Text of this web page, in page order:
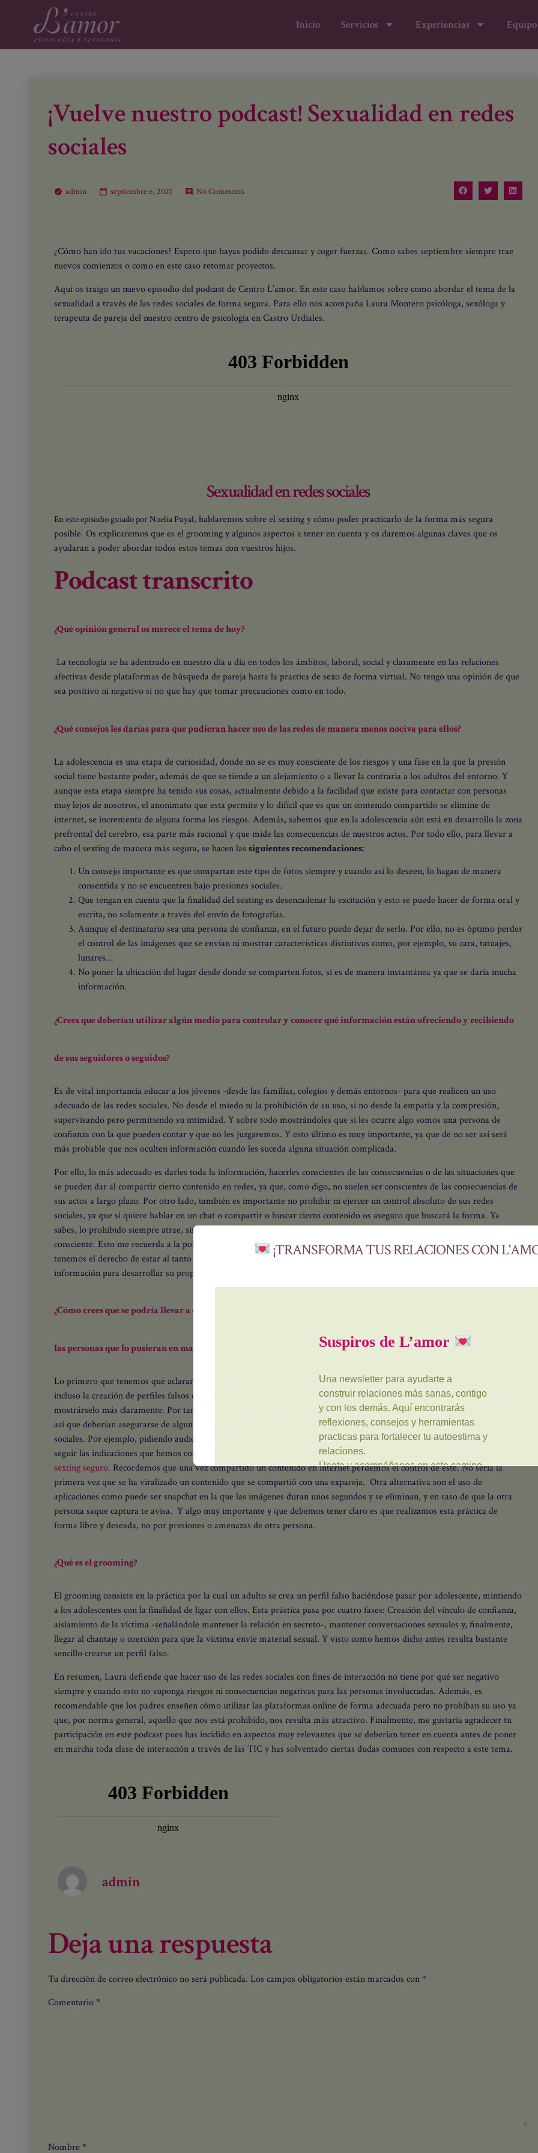
Inicio Servicios Experiencias Equipo
¡Vuelve nuestro podcast! Sexualidad en redes
sociales
admin septiembre 6, 2021 No Comments
¿Cómo han ido tus vacaciones? Espero que hayas podido descansar y coger fuerzas. Como sabes septiembre siempre trae
nuevos comienzos o como en este caso retomar proyectos.
Aquí os traigo un nuevo episodio del podcast de Centro L’amor. En este caso hablamos sobre como abordar el tema de la
sexualidad a través de las redes sociales de forma segura. Para ello nos acompaña Laura Montero psicóloga, sexóloga y
terapeuta de pareja del nuestro centro de psicología en Castro Urdiales.
Sexualidad en redes sociales
En este episodio guiado por Noelia Puyal, hablaremos sobre el sexting y cómo poder practicarlo de la forma más segura
posible. Os explicaremos que es el grooming y algunos aspectos a tener en cuenta y os daremos algunas claves que os
ayudaran a poder abordar todos estos temas con vuestros hijos.
Podcast transcrito
¿Qué opinión general os merece el tema de hoy?
La tecnología se ha adentrado en nuestro día a día en todos los ámbitos, laboral, social y claramente en las relaciones
afectivas desde plataformas de búsqueda de pareja hasta la practica de sexo de forma virtual. No tengo una opinión de que
sea positivo ni negativo si no que hay que tomar precauciones como en todo.
¿Qué consejos les darías para que pudieran hacer uso de las redes de manera menos nociva para ellos?
La adolescencia es una etapa de curiosidad, donde no se es muy consciente de los riesgos y una fase en la que la presión
social tiene bastante poder, además de que se tiende a un alejamiento o a llevar la contraria a los adultos del entorno. Y
aunque esta etapa siempre ha tenido sus cosas, actualmente debido a la facilidad que existe para contactar con personas
muy lejos de nosotros, el anonimato que esta permite y lo difícil que es que un contenido compartido se elimine de
internet, se incrementa de alguna forma los riesgos. Además, sabemos que en la adolescencia aún está en desarrollo la zona
prefrontal del cerebro, esa parte más racional y que mide las consecuencias de nuestros actos. Por todo ello, para llevar a
cabo el sexting de manera más segura, se hacen las siguientes recomendaciones:
Un consejo importante es que compartan este tipo de fotos siempre y cuando así lo deseen, lo hagan de manera
consentida y no se encuentren bajo presiones sociales.
Que tengan en cuenta que la finalidad del sexting es desencadenar la excitación y esto se puede hacer de forma oral y
escrita, no solamente a través del envío de fotografías.
Aunque el destinatario sea una persona de confianza, en el futuro puede dejar de serlo. Por ello, no es óptimo perder
el control de las imágenes que se envían ni mostrar características distintivas como, por ejemplo, su cara, tatuajes,
lunares…
No poner la ubicación del lugar desde donde se comparten fotos, si es de manera instantánea ya que se daría mucha
información.
¿Crees que deberían utilizar algún medio para controlar y conocer qué información están ofreciendo y recibiendo
de sus seguidores o seguidos?
Es de vital importancia educar a los jóvenes -desde las familias, colegios y demás entornos- para que realicen un uso
adecuado de las redes sociales. No desde el miedo ni la prohibición de su uso, si no desde la empatía y la compresión,
supervisando pero permitiendo su intimidad. Y sobre todo mostrándoles que si les ocurre algo somos una persona de
confianza con la que pueden contar y que no les juzgaremos. Y esto último es muy importante, ya que de no ser así será
más probable que nos oculten información cuando les suceda alguna situación complicada.
Por ello, lo más adecuado es darles toda la información, hacerles conscientes de las consecuencias o de las situaciones que
se pueden dar al compartir cierto contenido en redes, ya que, como digo, no suelen ser conscientes de las consecuencias de
sus actos a largo plazo. Por otro lado, también es importante no prohibir ni ejercer un control absoluto de sus redes
sociales, ya que si quiere hablar en un chat o compartir o buscar cierto contenido os aseguro que buscará la forma. Ya
sabes, lo prohibido siempre atrae, sin embargo sí tienen toda la información podrán tomar decisiones de forma más
consciente. Esto me recuerda a la polémica que hubo respecto al PIN parental y es que aunque nosotros como padres
tenemos el derecho de estar al tanto de qué información reciben nuestros hijos, ellos también tienen sus derechos a recibir
información para desarrollar su propio razonamiento crítico y decidir. La imposición nunca es positiva.
¿Cómo crees que se podría llevar a cabo una buena práctica del sexting sin que éste acarrease daños o perjuicios para
las personas que lo pusieran en marcha?
Lo primero que tenemos que aclarar es el fácil acceso que hay ante las redes sociales y como permiten un anonimato,
incluso la creación de perfiles falsos con mucha facilidad. De hecho, esto es algo que podemos hacer con nuestros hijos para
mostrárselo más claramente. Por tanto, podemos pensar que estamos hablando con una persona pero puede que no sea,
así que deberían asegurarse de alguna forma de que la persona con la que hablan es la que dice ser a través de las redes
sociales. Por ejemplo, pidiendo audios o videos diciendo algo en concreto que le digamos nosotros. Lo segundo, sería
seguir las indicaciones que hemos comentado anteriormente, en mi página web podeís encontrar un
sexting seguro. Recordemos que una vez compartido un contenido en internet perdemos el control de este. No sería la
primera vez que se ha viralizado un contenido que se compartió con una expareja. Otra alternativa son el uso de
aplicaciones como puede ser snapchat en la que las imágenes duran unos segundos y se eliminan, y en caso de que la otra
persona saque captura te avisa. Y algo muy importante y que debemos tener claro es que realizamos esta práctica de
forma libre y deseada, no por presiones o amenazas de otra persona.
¿Qué es el grooming?
El grooming consiste en la práctica por la cual un adulto se crea un perfil falso haciéndose pasar por adolescente, mintiendo
a los adolescentes con la finalidad de ligar con ellos. Esta práctica pasa por cuatro fases: Creación del vínculo de confianza,
aislamiento de la víctima -señalándole mantener la relación en secreto-, mantener conversaciones sexuales y, finalmente,
llegar al chantaje o coerción para que la víctima envíe material sexual. Y visto como hemos dicho antes resulta bastante
sencillo crearse un perfil falso.
En resumen, Laura defiende que hacer uso de las redes sociales con fines de interacción no tiene por qué ser negativo
siempre y cuando esto no suponga riesgos ni consecuencias negativas para las personas involucradas. Además, es
recomendable que los padres enseñen cómo utilizar las plataformas online de forma adecuada pero no prohíban su uso ya
que, por norma general, aquello que nos está prohibido, nos resulta más atractivo. Finalmente, me gustaría agradecer tu
participación en este podcast pues has incidido en aspectos muy relevantes que se deberían tener en cuenta antes de poner
en marcha toda clase de interacción a través de las TIC y has solventado ciertas dudas comunes con respecto a este tema.
admin
Deja una respuesta
Tu dirección de correo electrónico no será publicada. Los campos obligatorios están marcados con *
Comentario *
Nombre *
¡TRANSFORMA TUS RELACIONES CON
Suspiros de L’amor
Una newsletter para ayudarte a
Acepto las condiciones y recibir sus
newsletters.
Puede cancelar su suscripción cuando quiera
mediante el enlace de nuestra newsletter.
Usamos Brevo como
enviar este formulario, aceptas
proporcionaste se transferirán a
Brevo para su procesamiento,
de acuerdo con
la Política de
¿Quieres que te acompañemos a vincularte desde el amor sano contigo y con